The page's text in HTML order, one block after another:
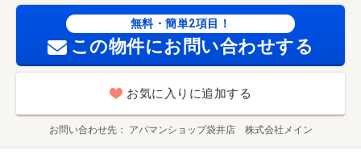
無料・簡単2項目！
この物件にお問い合わせする
お気に入りに追加する
お問い合わせ先 アパマンショップ袋井店 株式会社メイン